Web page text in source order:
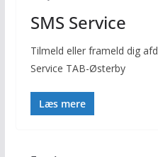
SMS Service
Tilmeld eller frameld dig
Service TAB-Østerby
Læs mere